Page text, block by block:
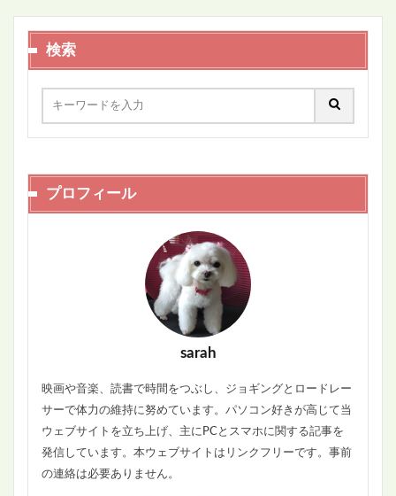
検索
プロフィール
sarah
映画や音楽、読書で時間をつぶし、ジョギングとロードレー
サーで体力の維持に努めています。パソコン好きが高じて当
ウェブサイトを立ち上げ、主にPCとスマホに関する記事を
発信しています。本ウェブサイトはリンクフリーです。事前
の連絡は必要ありません。